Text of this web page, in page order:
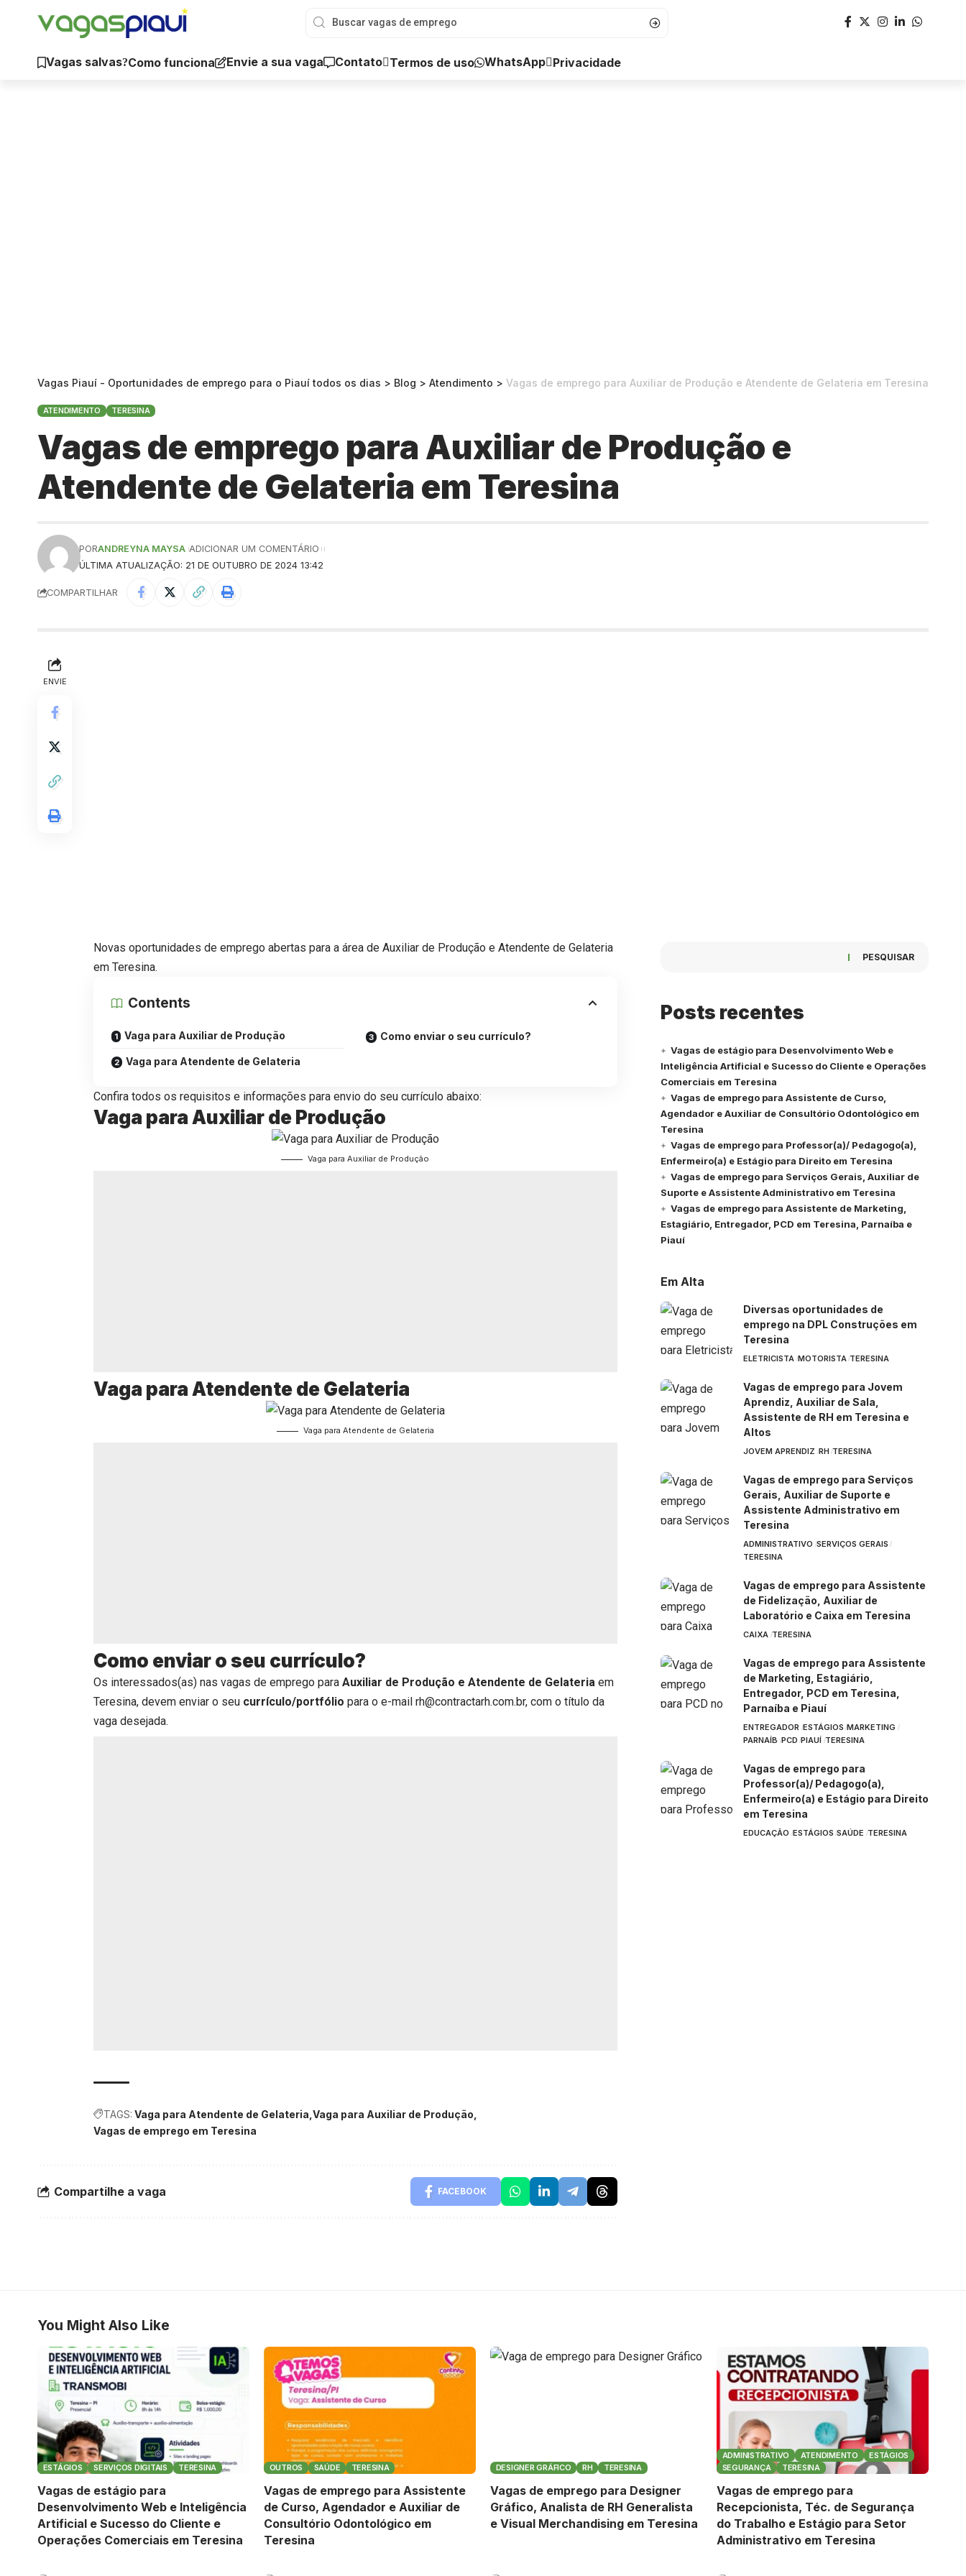
Vagas salvas Como funciona Envie a sua vaga Contato Termos de uso WhatsApp Privacidade
Vagas Piauí - Oportunidades de emprego para o Piauí todos os dias > Blog > Atendimento > Vagas de emprego para Auxiliar de Produção e Atendente de Gelateria em Teresina
ATENDIMENTO TERESINA
Vagas de emprego para Auxiliar de Produção e
Atendente de Gelateria em Teresina
ÚLTIMA ATUALIZAÇÃO: 21 DE OUTUBRO DE 2024 13:42
PORANDREYNA MAYSA ADICIONAR UM COMENTÁRIO
COMPARTILHAR
ENVIE
Novas oportunidades de emprego abertas para a área de Auxiliar de Produção e Atendente de Gelateria
em Teresina.
Contents
Vaga para Auxiliar de Produção
Vaga para Atendente de Gelateria
Como enviar o seu currículo?
Confira todos os requisitos e informações para envio do seu currículo abaixo:
Vaga para Auxiliar de Produção
Vaga para Auxiliar de Produção
Vaga para Atendente de Gelateria
Vaga para Atendente de Gelateria
Como enviar o seu currículo?
Os interessados(as) nas vagas de emprego para Auxiliar de Produção e Atendente de Gelateria em
Teresina, devem enviar o seu currículo/portfólio para o e-mail rh@contractarh.com.br, com o título da
vaga desejada.
TAGS: Vaga para Atendente de Gelateria Vaga para Auxiliar de Produção
Vagas de emprego em Teresina
Compartilhe a vaga FACEBOOK
PESQUISAR
Posts recentes
Vagas de estágio para Desenvolvimento Web e
Inteligência Artificial e Sucesso do Cliente e Operações
Comerciais em Teresina
Vagas de emprego para Assistente de Curso,
Agendador e Auxiliar de Consultório Odontológico em
Teresina
Vagas de emprego para Professor(a)/ Pedagogo(a),
Enfermeiro(a) e Estágio para Direito em Teresina
Vagas de emprego para Serviços Gerais, Auxiliar de
Suporte e Assistente Administrativo em Teresina
Vagas de emprego para Assistente de Marketing,
Estagiário, Entregador, PCD em Teresina, Parnaíba e
Piauí
Em Alta
Diversas oportunidades de
emprego na DPL Construções em
Teresina
ELETRICISTA MOTORISTA TERESINA
Vagas de emprego para Jovem
Aprendiz, Auxiliar de Sala,
Assistente de RH em Teresina e
Altos
JOVEM APRENDIZ RH TERESINA
Vagas de emprego para Serviços
Gerais, Auxiliar de Suporte e
Assistente Administrativo em
Teresina
ADMINISTRATIVO SERVIÇOS GERAIS
TERESINA
Vagas de emprego para Assistente
de Fidelização, Auxiliar de
Laboratório e Caixa em Teresina
CAIXA TERESINA
Vagas de emprego para Assistente
de Marketing, Estagiário,
Entregador, PCD em Teresina,
Parnaíba e Piauí
ENTREGADOR ESTÁGIOS MARKETING
PARNAÍB PCD PIAUÍ TERESINA
Vagas de emprego para
Professor(a)/ Pedagogo(a),
Enfermeiro(a) e Estágio para Direito
em Teresina
EDUCAÇÃO ESTÁGIOS SAÚDE TERESINA
You Might Also Like
ESTÁGIOS SERVIÇOS DIGITAIS TERESINA
Vagas de estágio para
Desenvolvimento Web e Inteligência
Artificial e Sucesso do Cliente e
Operações Comerciais em Teresina
OUTROS SAÚDE TERESINA
Vagas de emprego para Assistente
de Curso, Agendador e Auxiliar de
Consultório Odontológico em
Teresina
DESIGNER GRÁFICO RH TERESINA
Vagas de emprego para Designer
Gráfico, Analista de RH Generalista
e Visual Merchandising em Teresina
ADMINISTRATIVO ATENDIMENTO
ESTÁGIOS
SEGURANÇA
TERESINA
Vagas de emprego para
Recepcionista, Téc. de Segurança
do Trabalho e Estágio para Setor
Administrativo em Teresina